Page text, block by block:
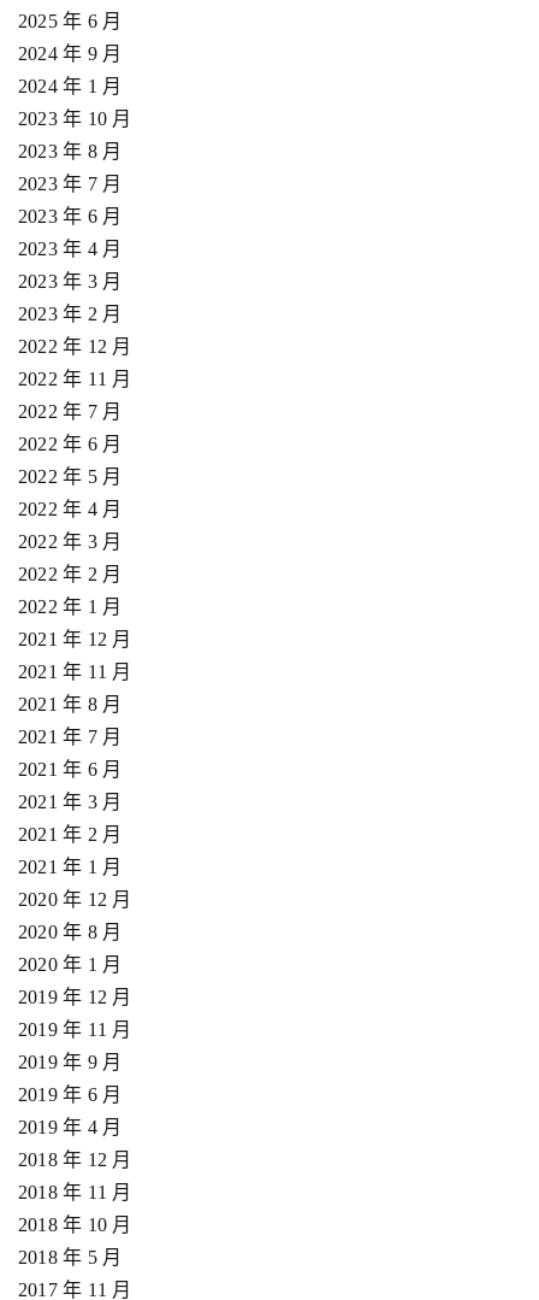
2025 年 6 月
2024 年 9 月
2024 年 1 月
2023 年 10 月
2023 年 8 月
2023 年 7 月
2023 年 6 月
2023 年 4 月
2023 年 3 月
2023 年 2 月
2022 年 12 月
2022 年 11 月
2022 年 7 月
2022 年 6 月
2022 年 5 月
2022 年 4 月
2022 年 3 月
2022 年 2 月
2022 年 1 月
2021 年 12 月
2021 年 11 月
2021 年 8 月
2021 年 7 月
2021 年 6 月
2021 年 3 月
2021 年 2 月
2021 年 1 月
2020 年 12 月
2020 年 8 月
2020 年 1 月
2019 年 12 月
2019 年 11 月
2019 年 9 月
2019 年 6 月
2019 年 4 月
2018 年 12 月
2018 年 11 月
2018 年 10 月
2018 年 5 月
2017 年 11 月